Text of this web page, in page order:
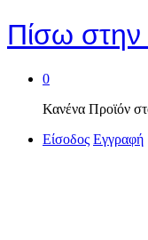
Πίσω στην
0
Κανένα Προϊόν
Είσοδος Εγγραφή